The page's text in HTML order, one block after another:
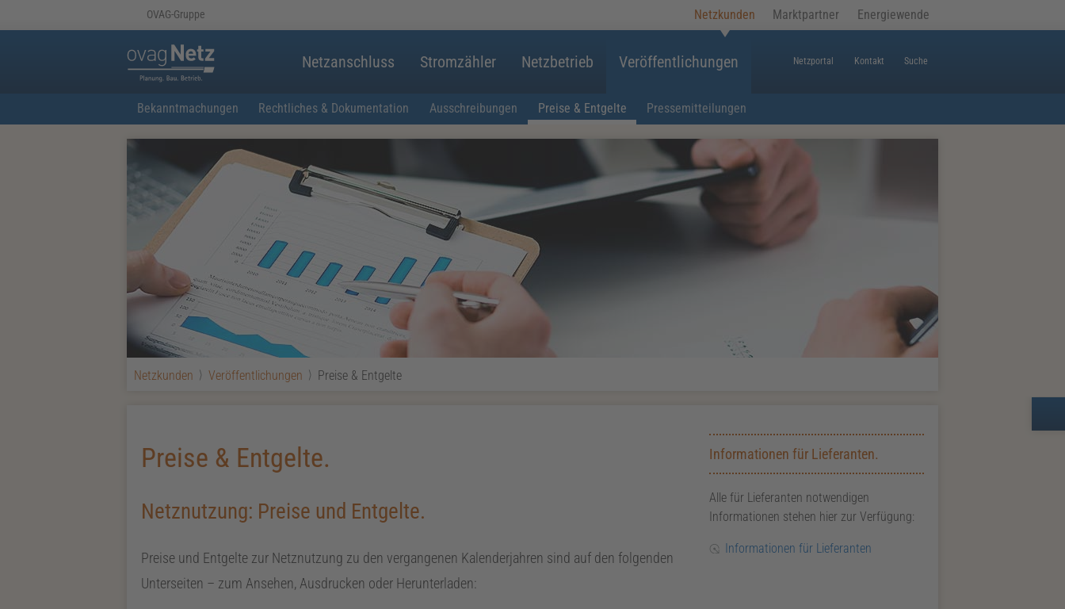
OVAG-Gruppe Netzkunden Marktpartner Energiewende
Netzanschluss Stromzähler Netzbetrieb Veröffentlichungen
Bekanntmachungen Rechtliches & Dokumentation Ausschreibungen Preise & Entgelte Pressemitteilungen
Netzportal Kontakt Suche
Netzkunden Veröffentlichungen Preise & Entgelte
Preise & Entgelte.
Netznutzung: Preise und Entgelte.
Preise und Entgelte zur Netznutzung zu den vergangenen Kalenderjahren sind auf den folgenden
Unterseiten – zum Ansehen, Ausdrucken oder Herunterladen:
Zusatzinformationen zur Seite Preise & Entgelte
Informationen für Lieferanten.
Alle für Lieferanten notwendigen
Informationen stehen hier zur Verfügung:
Informationen für Lieferanten